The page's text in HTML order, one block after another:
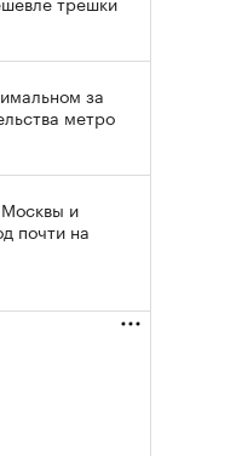
за
метро
и
почти на